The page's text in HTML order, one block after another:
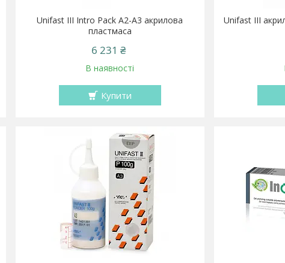
Unifast III Intro Pack A2-A3 акрилова
пластмаса
6 231 ₴
В наявності
Купити
Unifast III